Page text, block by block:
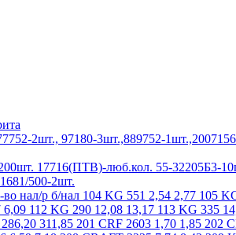
2шт., 97180-3шт.,889752-
17716(ПТВ)-люб.кол. 55-32205Б3-
500-2шт.
10,81 11,87 7306 CRF 603 10,81 11,87 7307 CRF 517 13,30 14,49 7308 KG 210 15,90 17,33 7308 CRF 301 15,90 17,33 7309 28 ГПЗ 30 15,90 17,33 7311 ZWZ 274 27,56 30,03 7313 KG 44 45,33 49,38 7313 ZWZ 148 45,33 49,38 7314 KG 144 53,00 57,75 7318 KG 141 116,60 127,05 7506 CRAFT 345 10,28 11,20 7507 СПЗ-9 337 12,16 13,25 7508 СПЗ-9 272 13,78 15,02 7508 KG 179 13,04 14,21 7508 CRF 1008 13,04 14,21 7509 15 ГПЗ 189 14,20 15,48 7510 KG 493 15,58 17,01 7510 LBP 68 15,69 17,09 7511 KG 186 19,08 20,79 7511 LBP 9 19,08 20,79 7512 KG 157 26,50 28,88 7513 KG 173 32,86 35,81 7513 ZWZ 276 32,86 35,81 7524 9ГПЗ 2 74,20 80,85 7604 KG 132 11,10 12,08 7605 LBP 63 10,81 11,87 7606 KG 83 15,90 17,33 7606 CRF 290 15,90 17,33 7607 KG 559 17,60 19,17 7608 KG 143 22,15 24,15 7608 CRF 286 22,15 24,15 7610 KG 28 34,93 38,05 7610 ZWZ 41 34,93 38,05 7610 CRF 112 34,93 38,05 7613 ZWZ 70 61,48 66,99 7614 DYZV 11 77,38 84,32 7614 ZWZ 53 77,38 84,32 7615 СПЗ 24 98,90 107,76 7616 ZWZ 59 114,48 124,74 7618 ZWZ 11 169,60 184,80 7705 15-ГПЗ 862 11,79 12,84 7706 VPZ-15 985 9,54 10,40 7707 15-ГПЗ 1861 12,11 13,19 7804 LSA 678 7,16 7,80 7804 CRF 628 7,16 7,80 7805 CRF 11 7,16 7,80 7805 LSA 712 7,16 7,82 7806 СПЗ 256 12,19 13,28 7909 KG 214 35,51 38,69 8101 CRF 620 2,41 2,63 8126 20 ГПЗ 6 42,40 46,20 8204 ZKL 94 2,65 2,89 8204 ГПЗ 20 400 2,65 2,89 8208 CRF 0 7,55 8,22 8210 CRF 104 9,73 10,59 8210 2 ГПЗ 18 12,19 13,28 8222 20 ГПЗ 2 58,30 63,53 8311 CRF 204 28,99 31,58 8312 KG 159 29,22 31,84 8313 CRF 153 36,04 39,27 8314 KG 29 37,63 40,95 8320 CRF 10 102,82 112,04 8322 ZWZ 3 143,10 155,93 11207 CRF 336 16,32 17,79 11208 CRF 100 18,76 20,44 11208 HARP 31 22,90 24,99 11308 CRF 58 31,38 34,19 11310 CRF 99 45,79 49,90 12207 10 ГПЗ 5 10,60 12,60 12213 10 ГПЗ 257 25,44 27,72 12318 3 ГПЗ 1 106,00 126,00 20703 АК ГПЗ-1 4798 4,13 4,50 27310 ZWZ ZWZ 23 31,38 34,19 27312 ZWZ ZWZ 96 43,46 47,36 32311Л CX 122 74,20 80,85 32314 Л CX 226 127,20 138,60 6-42205 Д 4 ГПЗ 26 10,60 11,55 42207* KG 312 16,77 18,27 42212 KG 107 31,80 34,65 42212 СПЗ-3 69 34,98 38,12 42308 Л ZWZ 6 42,40 46,20 42308 KG 151 26,50 28,88 42606лБ1 4 ГПЗ 4 29,68 32,34 46211 KG 15 28,62 31,19 46216 Л 18 ГПЗ 33 26,50 28,88 46220 Л 3 ГПЗ 1 63,60 69,30 46320 Л ZWZ 60 233,20 254,10 46416 Л 1 ГПЗ 4 349,80 381,15 50115 CRF 3840 17,17 18,71 50209 CRAFT 139 10,60 11,55 50208 CRAFT 574